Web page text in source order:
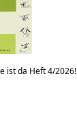
ist da Heft 4/2026!